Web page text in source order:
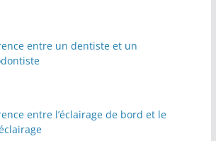
entre un dentiste et un
entre l’éclairage de bord et le